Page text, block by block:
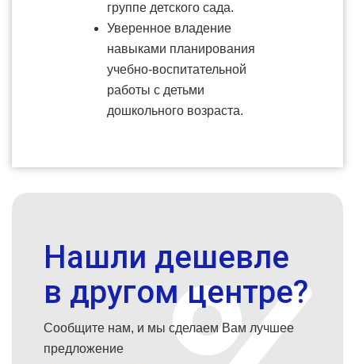
группе детского сада.
Уверенное владение
навыками планирования
учебно-воспитательной
работы с детьми
дошкольного возраста.
Нашли дешевле
в другом центре?
Сообщите нам, и мы сделаем Вам лучшее
предложение